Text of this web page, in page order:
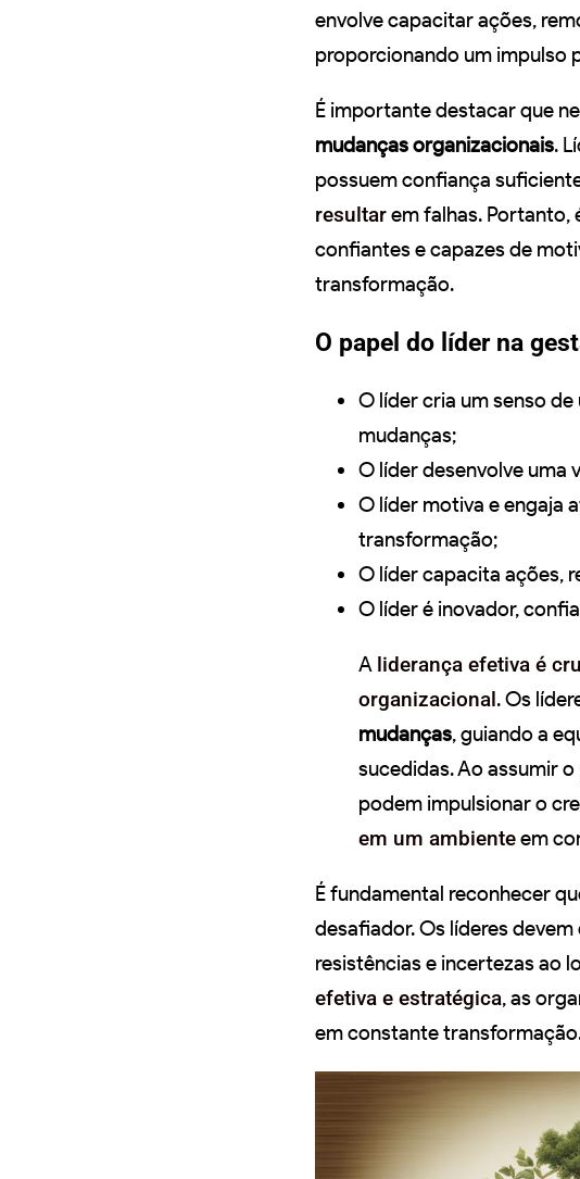
envolve capacitar ações,
proporcionando um impulso
É importante destacar que
mudanças organizacionais.
possuem confiança
resultarem falhas. Portanto,
confiantes e capazes de
transformação.
O papel do líder na
O líder cria um senso
mudanças;
O líder desenvolve uma
O líder motiva e engaja
transformação;
O líder capacita ações,
O líder é inovador,
A liderança efetiva é
organizacional. Os
mudanças, guiando a
sucedidas. Ao assumir
podem impulsionar o
em um ambienteem
É fundamental reconhecer
desafiador. Os líderes
resistências e incertezas ao
efetiva e estratégica, as
em constante